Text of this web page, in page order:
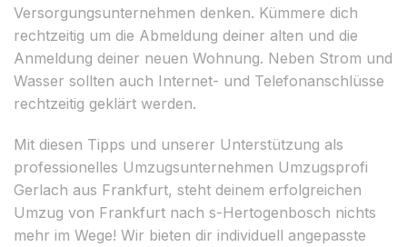
Versorgungsunternehmen denken. Kümmere dich
rechtzeitig um die Abmeldung deiner alten und die
Anmeldung deiner neuen Wohnung. Neben Strom und
Wasser sollten auch Internet- und Telefonanschlüsse
rechtzeitig geklärt werden.
Mit diesen Tipps und unserer Unterstützung als
professionelles Umzugsunternehmen Umzugsprofi
Gerlach aus Frankfurt, steht deinem erfolgreichen
Umzug von Frankfurt nach s-Hertogenbosch nichts
mehr im Wege! Wir bieten dir individuell angepasste